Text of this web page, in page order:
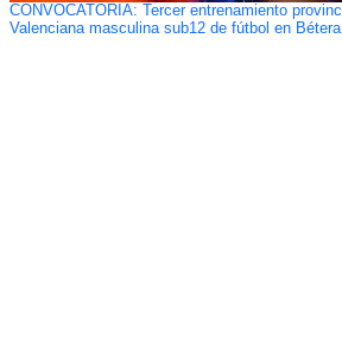
CONVOCATORIA: Tercer entrenamiento
Valenciana masculina sub12 de fútbol en Bétera